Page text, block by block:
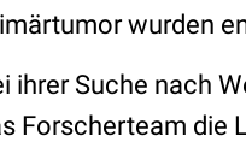
wurden
ihrer Suche nach
Forscherteam die